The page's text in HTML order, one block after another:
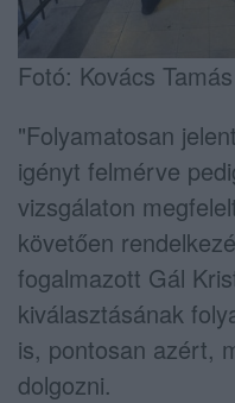
Fotó: Kovács
"Folyamatosan
igényt felmérve
vizsgálaton
követően
fogalmazott Gál
kiválasztásának
is, pontosan azért,
dolgozni.